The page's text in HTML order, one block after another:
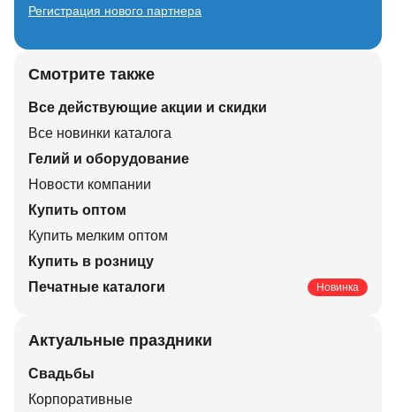
Регистрация нового партнера
Смотрите также
Все действующие акции и скидки
Все новинки каталога
Гелий и оборудование
Новости компании
Купить оптом
Купить мелким оптом
Купить в розницу
Печатные каталоги
Новинка
Актуальные праздники
Свадьбы
Корпоративные